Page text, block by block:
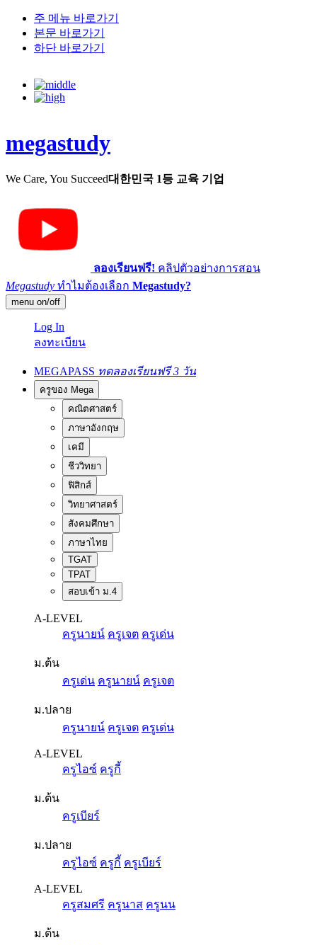
주 메뉴 바로가기
본문 바로가기
하단 바로가기
megastudy
We Care, You Succeed대한민국 1등 교육 기업
ลองเรียนฟรี! คลิปตัวอย่างการสอน
Megastudy ทำไมต้องเลือก Megastudy?
menu on/off
Log In
ลงทะเบียน
MEGAPASS ทดลองเรียนฟรี 3 วัน
ครูของ Mega
คณิตศาสตร์
ภาษาอังกฤษ
เคมี
ชีววิทยา
ฟิสิกส์
วิทยาศาสตร์
สังคมศึกษา
ภาษาไทย
TGAT
TPAT
สอบเข้า ม.4
A-LEVEL
ครูนายน์ ครูเจต ครูเด่น
ม.ต้น
ครูเด่น ครูนายน์ ครูเจต
ม.ปลาย
ครูนายน์ ครูเจต ครูเด่น
A-LEVEL
ครูไอซ์ ครูกี้
ม.ต้น
ครูเบียร์
ม.ปลาย
ครูไอซ์ ครูกี้ ครูเบียร์
A-LEVEL
ครูสมศรี ครูนาส ครูนน
ม.ต้น